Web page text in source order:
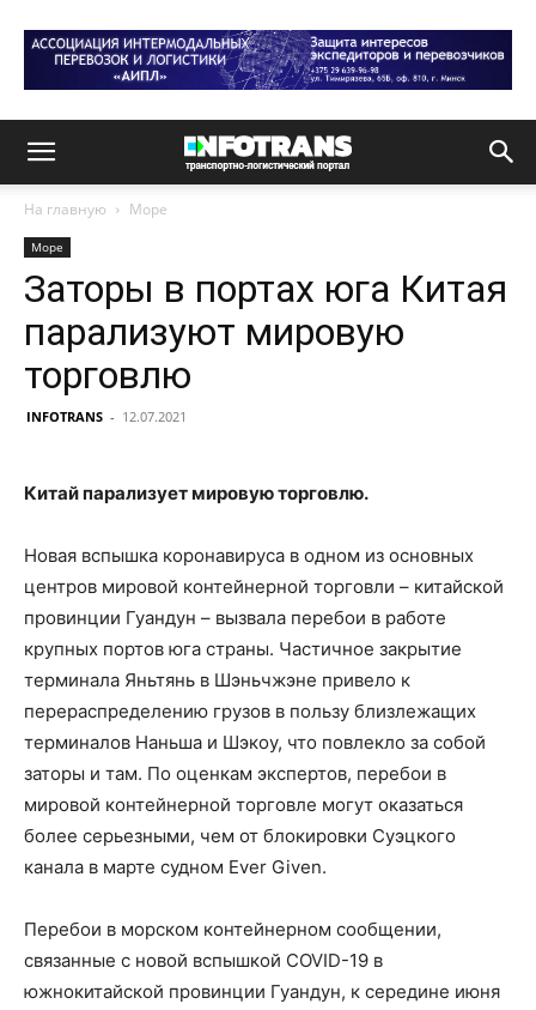
На главную Море
Море
Заторы в портах юга Китая
парализуют мировую
торговлю
INFOTRANS - 12.07.2021
Китай парализует мировую торговлю.
Новая вспышка коронавируса в одном из основных
центров мировой контейнерной торговли – китайской
провинции Гуандун – вызвала перебои в работе
крупных портов юга страны. Частичное закрытие
терминала Яньтянь в Шэньчжэне привело к
перераспределению грузов в пользу близлежащих
терминалов Наньша и Шэкоу, что повлекло за собой
заторы и там. По оценкам экспертов, перебои в
мировой контейнерной торговле могут оказаться
более серьезными, чем от блокировки Суэцкого
канала в марте судном Ever Given.
Перебои в морском контейнерном сообщении,
связанные с новой вспышкой COVID-19 в
южнокитайской провинции Гуандун, к середине июня